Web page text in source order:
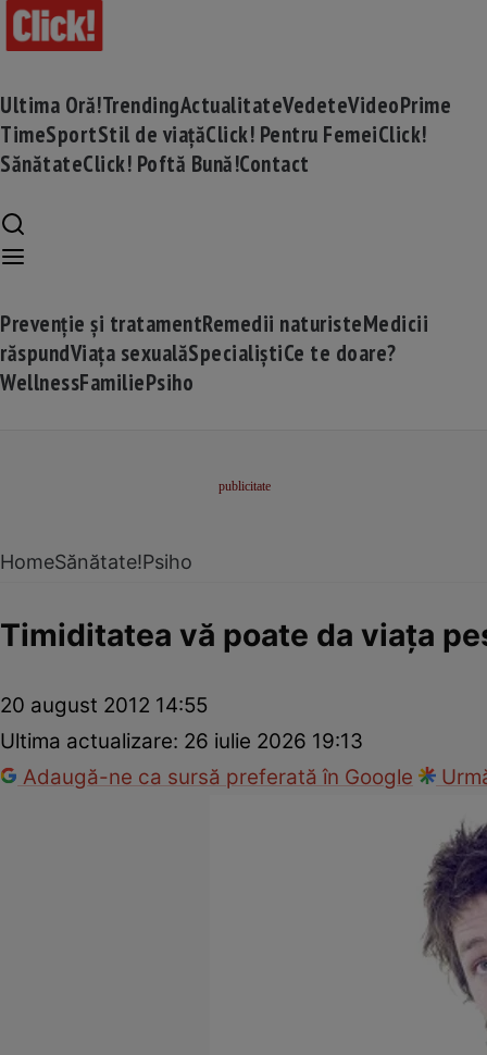
Ultima Oră!TrendingActualitateVedeteVideoPrime
TimeSportStil de viațăClick! Pentru FemeiClick!
SănătateClick! Poftă Bună!Contact
Prevenție și tratamentRemedii naturisteMedicii
răspundViața sexualăSpecialiștiCe te doare?
WellnessFamiliePsiho
HomeSănătate!Psiho
Timiditatea vă poate da viaţa
20 august 2012 14:55
Ultima actualizare: 26 iulie 2026 19:13
Adaugă-ne ca sursă preferată în Google